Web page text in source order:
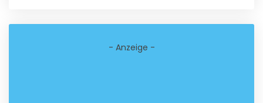
- Anzeige -